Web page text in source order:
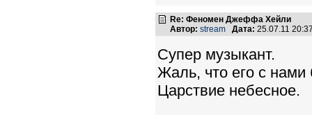
Re: Феномен Джеффа Хейли
Автор: stream Дата: 25.07.11
Супер музыкант.
Жаль, что его с нами
Царствие небесное.